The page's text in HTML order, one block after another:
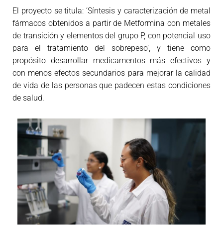
El proyecto se titula: ‘Síntesis y caracterización de metal
fármacos obtenidos a partir de Metformina con metales
de transición y elementos del grupo P, con potencial uso
para el tratamiento del sobrepeso’, y tiene como
propósito desarrollar medicamentos más efectivos y
con menos efectos secundarios para mejorar la calidad
de vida de las personas que padecen estas condiciones
de salud.